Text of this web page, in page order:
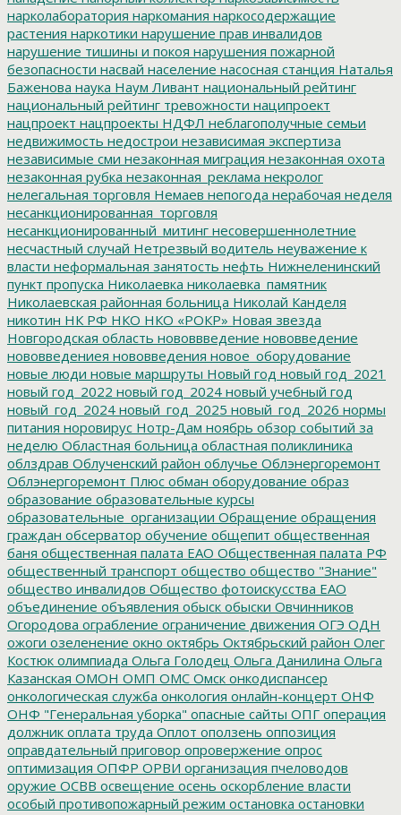
нарколаборатория наркомания наркосодержащие
растения наркотики нарушение прав инвалидов
нарушение тишины и покоя нарушения пожарной
безопасности насвай население насосная станция Наталья
Баженова наука Наум Ливант национальный рейтинг
национальный рейтинг тревожности наципроект
нацпроект нацпроекты НДФЛ неблагополучные семьи
недвижимость недострои независимая экспертиза
независимые сми незаконная миграция незаконная охота
незаконная рубка незаконная_реклама некролог
нелегальная торговля Немаев непогода нерабочая неделя
несанкционированная_торговля
несанкционированный_митинг несовершеннолетние
несчастный случай Нетрезвый водитель неуважение к
власти неформальная занятость нефть Нижнеленинский
пункт пропуска Николаевка николаевка_памятник
Николаевская районная больница Николай Канделя
никотин НК РФ НКО НКО «РОКР» Новая звезда
Новгородская область нововвведение нововведение
нововведениея нововведения новое_оборудование
новые люди новые маршруты Новый год новый год_2021
новый год_2022 новый год_2024 новый учебный год
новый_год_2024 новый_год_2025 новый_год_2026 нормы
питания норовирус Нотр-Дам ноябрь обзор событий за
неделю Областная больница областная поликлиника
облздрав Облученский район облучье Облэнергоремонт
Облэнергоремонт Плюс обман оборудование образ
образование образовательные курсы
образовательные_организации Обращение обращения
граждан обсерватор обучение общепит общественная
баня общественная палата ЕАО Общественная палата РФ
общественный транспорт общество общество "Знание"
общество инвалидов Общество фотоискусства ЕАО
объединение объявления обыск обыски Овчинников
Огородова ограбление ограничение движения ОГЭ ОДН
ожоги озеленение окно октябрь Октябрьский район Олег
Костюк олимпиада Ольга Голодец Ольга Данилина Ольга
Казанская ОМОН ОМП ОМС Омск онкодиспансер
онкологическая служба онкология онлайн-концерт ОНФ
ОНФ "Генеральная уборка" опасные сайты ОПГ операция
должник оплата труда Оплот оползень оппозиция
оправдательный приговор опровержение опрос
оптимизация ОПФР ОРВИ организация пчеловодов
оружие ОСВВ освещение осень оскорбление власти
особый противопожарный режим остановка остановки